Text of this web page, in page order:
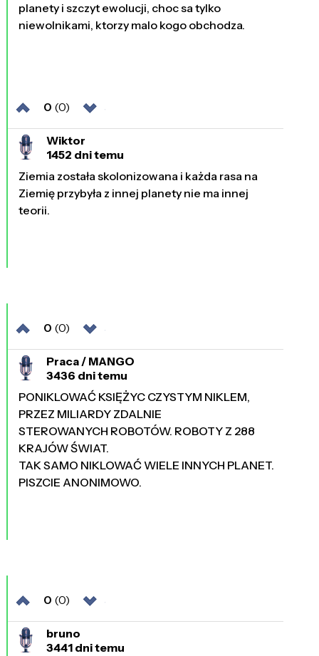
planety i szczyt ewolucji, choc sa tylko
niewolnikami, ktorzy malo kogo obchodza.
0 (0)
Wiktor
1452 dni temu
Ziemia została skolonizowana i każda rasa na
Ziemię przybyła z innej planety nie ma innej
teorii.
0 (0)
Praca / MANGO
3436 dni temu
PONIKLOWAĆ KSIĘŻYC CZYSTYM NIKLEM,
PRZEZ MILIARDY ZDALNIE
STEROWANYCH ROBOTÓW. ROBOTY Z 288
KRAJÓW ŚWIAT.
TAK SAMO NIKLOWAĆ WIELE INNYCH PLANET.
PISZCIE ANONIMOWO.
0 (0)
bruno
3441 dni temu